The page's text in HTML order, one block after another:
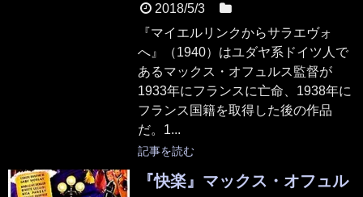
2018/5/3
『マイエルリンクからサラエヴォ
へ』（1940）はユダヤ系ドイツ人で
あるマックス・オフュルス監督が
1933年にフランスに亡命、1938年に
フランス国籍を取得した後の作品
だ。1...
記事を読む
『快楽』マックス・オフュル